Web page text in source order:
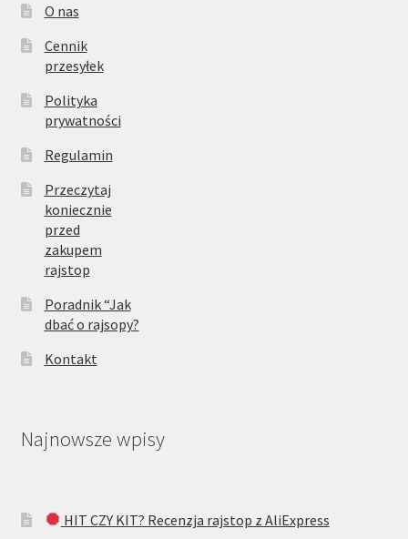
O nas
Cennik
przesyłek
Polityka
prywatności
Regulamin
Przeczytaj
koniecznie
przed
zakupem
rajstop
Poradnik “Jak
dbać o rajsopy?
Kontakt
Najnowsze wpisy
HIT CZY KIT? Recenzja rajstop z AliExpress